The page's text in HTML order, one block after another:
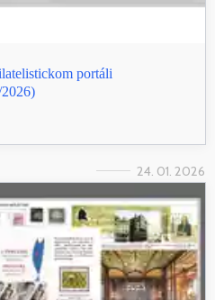
portáli
24. 01. 2026